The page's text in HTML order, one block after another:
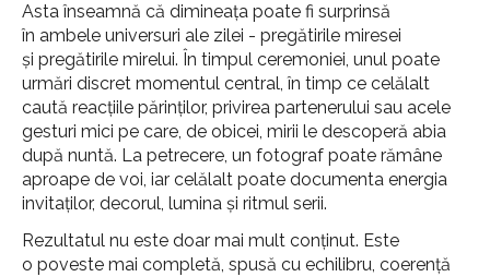
Asta înseamnă că dimineața poate fi surprinsă
în ambele universuri ale zilei - pregătirile miresei
și pregătirile mirelui. În timpul ceremoniei, unul poate
urmări discret momentul central, în timp ce celălalt
caută reacțiile părinților, privirea partenerului sau acele
gesturi mici pe care, de obicei, mirii le descoperă abia
după nuntă. La petrecere, un fotograf poate rămâne
aproape de voi, iar celălalt poate documenta energia
invitaților, decorul, lumina și ritmul serii.
Rezultatul nu este doar mai mult conținut. Este
o poveste mai completă, spusă cu echilibru, coerență